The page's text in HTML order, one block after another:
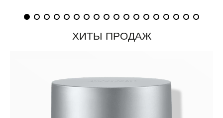
ХИТЫ ПРОДАЖ